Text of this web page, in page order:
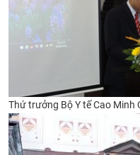
Thứ trưởng Bộ Y tế Cao